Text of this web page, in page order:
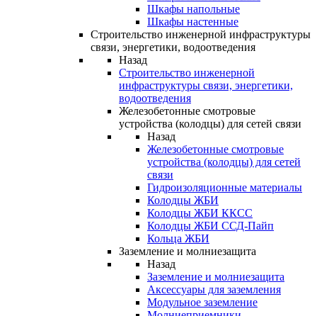
Шкафы напольные
Шкафы настенные
Строительство инженерной инфраструктуры
связи, энергетики, водоотведения
Назад
Строительство инженерной
инфраструктуры связи, энергетики,
водоотведения
Железобетонные смотровые
устройства (колодцы) для сетей связи
Назад
Железобетонные смотровые
устройства (колодцы) для сетей
связи
Гидроизоляционные материалы
Колодцы ЖБИ
Колодцы ЖБИ ККСС
Колодцы ЖБИ ССД-Пайп
Кольца ЖБИ
Заземление и молниезащита
Назад
Заземление и молниезащита
Аксессуары для заземления
Модульное заземление